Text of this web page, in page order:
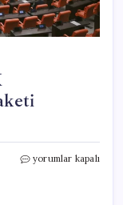
TBMM’de
yorumlar kapalı